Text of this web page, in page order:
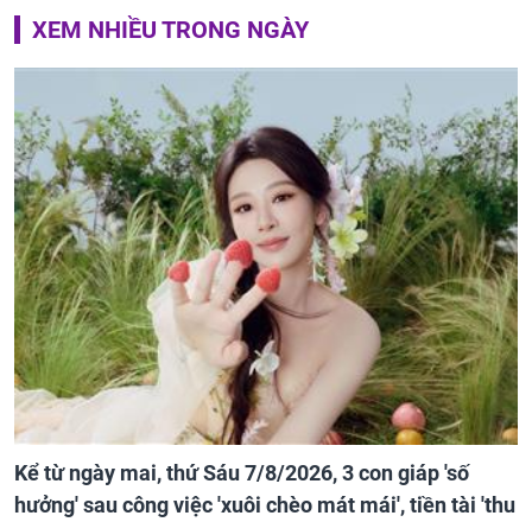
XEM NHIỀU TRONG NGÀY
Kể từ ngày mai, thứ Sáu 7/8/2026, 3 con giáp 'số
hưởng' sau công việc 'xuôi chèo mát mái', tiền tài 'thu